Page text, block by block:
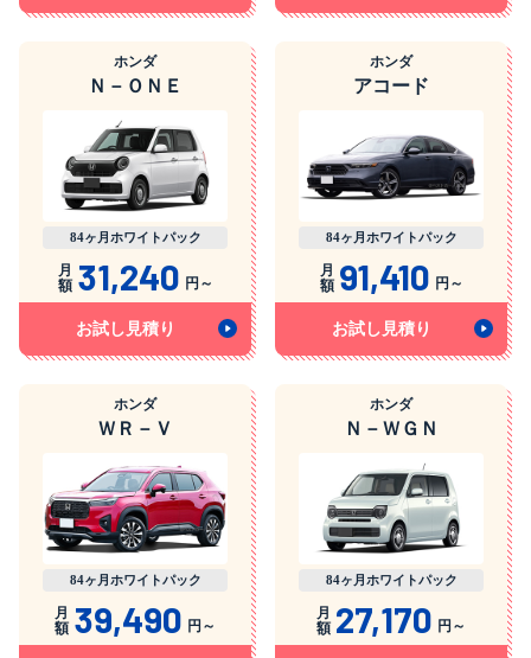
ホンダ
Ｎ－ＯＮＥ
84ヶ月ホワイトパック
月
額 31,240 円～
お試し見積り
ホンダ
アコード
84ヶ月ホワイトパック
月
額 91,410 円～
お試し見積り
ホンダ
ＷＲ－Ｖ
84ヶ月ホワイトパック
月
額 39,490 円～
ホンダ
Ｎ－ＷＧＮ
84ヶ月ホワイトパック
月
額 27,170 円～